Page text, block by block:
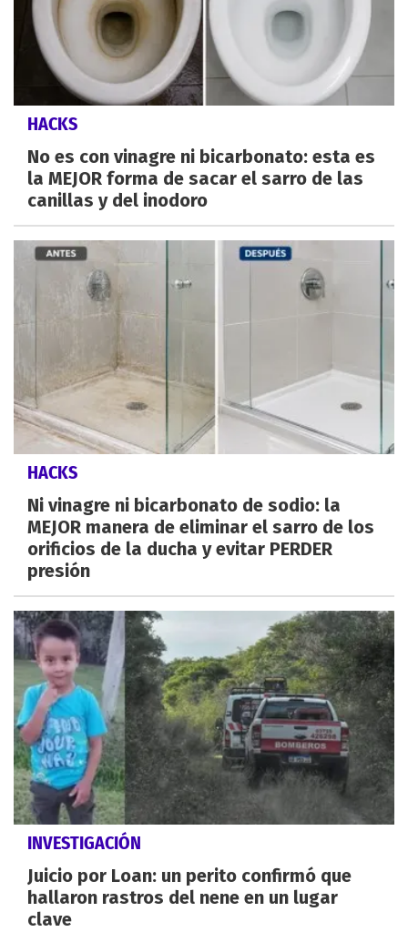
HACKS
No es con vinagre ni bicarbonato: esta es
la MEJOR forma de sacar el sarro de las
canillas y del inodoro
HACKS
Ni vinagre ni bicarbonato de sodio: la
MEJOR manera de eliminar el sarro de los
orificios de la ducha y evitar PERDER
presión
INVESTIGACIÓN
Juicio por Loan: un perito confirmó que
hallaron rastros del nene en un lugar
clave